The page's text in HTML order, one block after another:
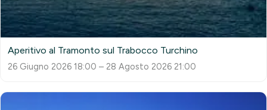
Aperitivo al Tramonto sul Trabocco Turchino
26 Giugno 2026 18:00 – 28 Agosto 2026 21:00